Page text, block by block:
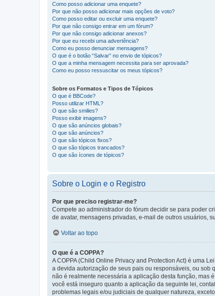
Como posso adicionar uma enquete?
Por que não posso adicionar mais opções de voto?
Como posso editar ou excluir uma enquete?
Por que não consigo entrar em um fórum?
Por que não consigo adicionar anexos?
Por que eu recebi uma advertência?
Como eu posso denunciar mensagens?
O que é o botão “Salvar” no envio de tópicos?
O que a minha mensagem necessita para ser aprovada?
Como eu posso ressuscitar os meus tópicos?
Sobre os Formatos e Tipos de Tópicos
O que é BBCode?
Posso utilizar HTML?
O que são smilies?
Posso exibir imagens?
O que são anúncios globais?
O que são anúncios?
O que são tópicos fixos?
O que são tópicos trancados?
O que são ícones de tópicos?
Sobre o Login e o Registro
Por que preciso registrar-me?
Compete ao administrador do fórum decidir se para poder
de avatar, mensagens privadas, e-mail de outros usuários,
Voltar ao topo
O que é a COPPA?
A COPPA (Child Online Privacy and Protection Act) é uma
a devida autorização de seus pais ou responsáveis, ou
não é realmente necessária a aplicação desta função, mas
você está inseguro quanto a aplicação da seguinte lei,
problemas legais e/ou judiciais de qualquer natureza,